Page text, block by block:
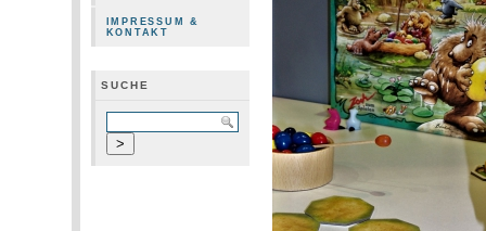
IMPRESSUM &
KONTAKT
SUCHE